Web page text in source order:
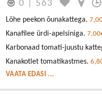
0 563
Lõhe peekon õunakattega.
Kanafilee ürdi-apelsiniga.
Karbonaad tomati-juustu
Kanakotlet tomatikastmes.
VAATA EDASI ...